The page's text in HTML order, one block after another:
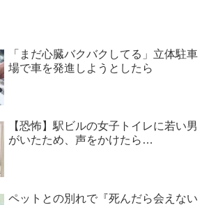
「まだ心臓バクバクしてる」立体駐車
場で車を発進しようとしたら
【恐怖】駅ビルの女子トイレに若い男
がいたため、声をかけたら…
ペットとの別れで『死んだら会えない